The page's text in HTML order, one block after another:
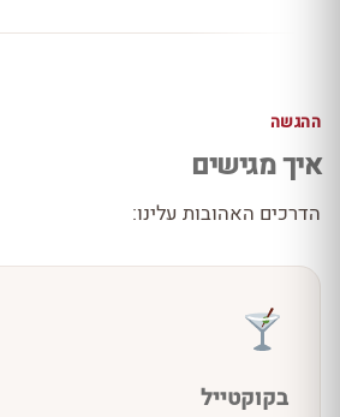
ההגשה
איך מגישים
הדרכים האהובות עלינו:
בקוקטייל